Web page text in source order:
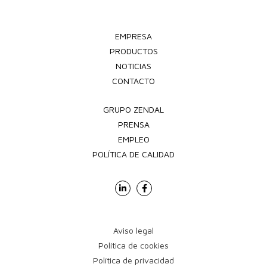
EMPRESA
PRODUCTOS
NOTICIAS
CONTACTO
GRUPO ZENDAL
PRENSA
EMPLEO
POLÍTICA DE CALIDAD
Aviso legal
Política de cookies
Política de privacidad